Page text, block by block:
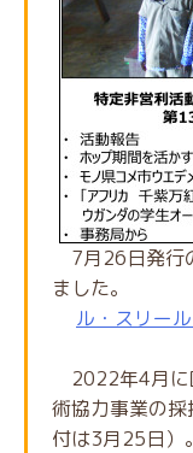
7月26日発行
ました。
ル・スリー
2022年4月に
術協力事業の
付は3月25日）。